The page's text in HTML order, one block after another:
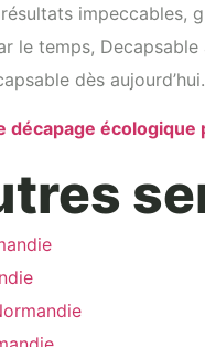
le temps,
dès aujourd’hui.
décapage écologique